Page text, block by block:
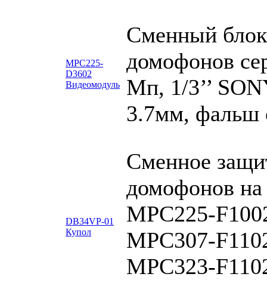
MPC225-
D3602
Видеомодуль
Сменный
домофонов
Мп, 1/3’’
3.7мм, фальш
DB34VP-01
Купол
Сменное
домофонов на
MPC225-
MPC307-
MPC323-